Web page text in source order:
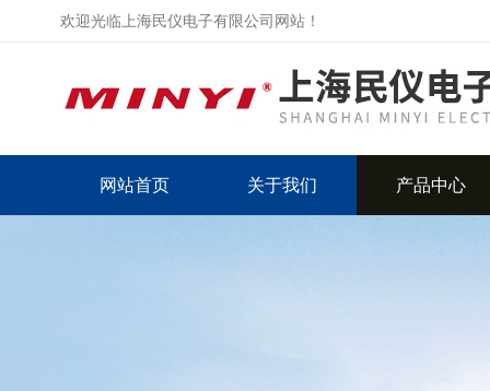
欢迎光临上海民仪电子有限公司网站！
网站首页 关于我们 产品中心